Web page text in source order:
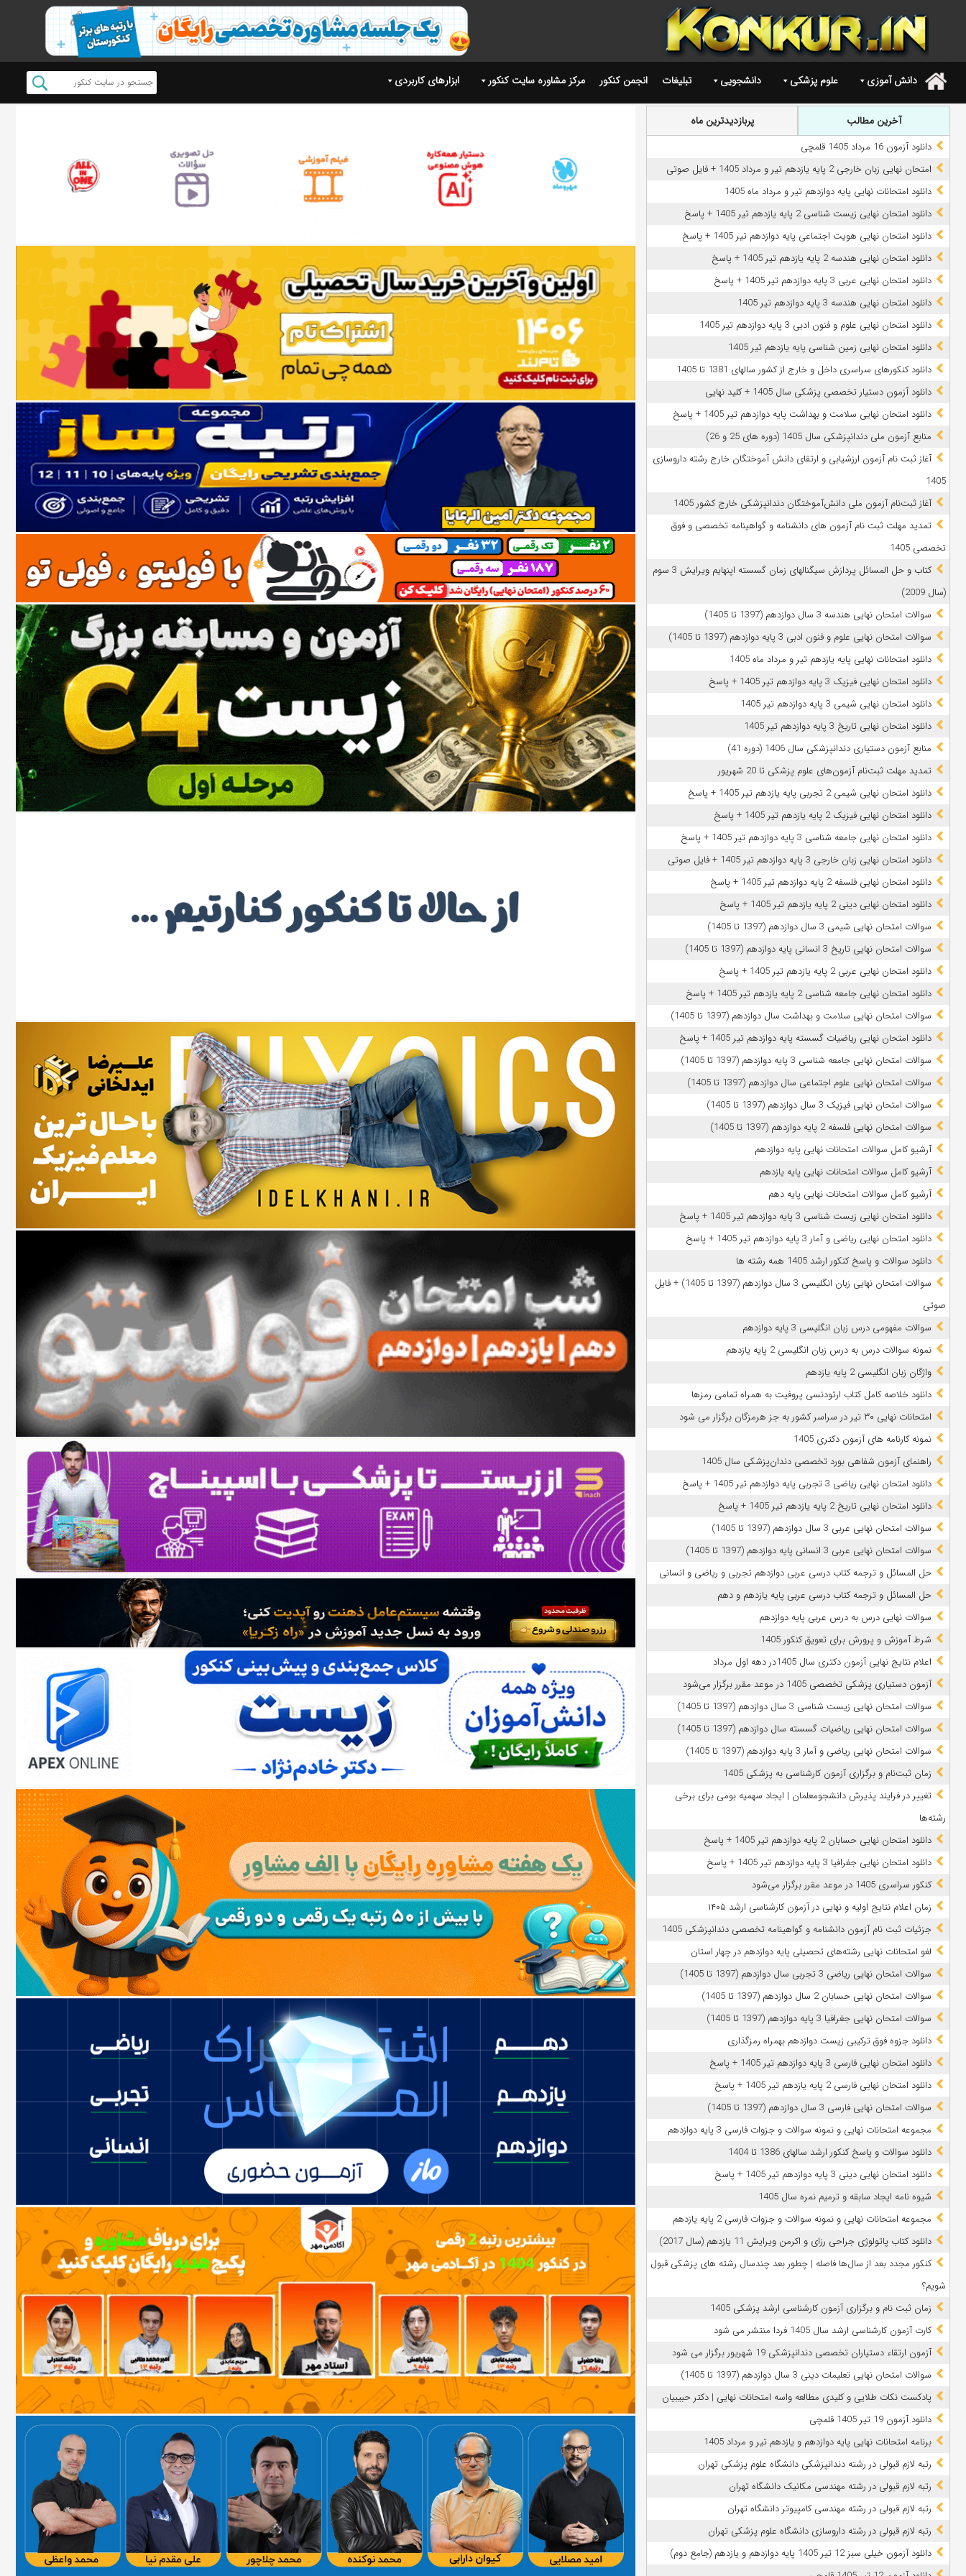
. دانش آموزی علوم پزشکی دانشجویی تبلیغات انجمن کنکور مرکز مشاوره سایت کنکور ابزارهای کاربردی
آخرین مطالب پربازدیدترین ماه
دانلود آزمون 16 مرداد 1405 قلمچی
امتحان نهایی زبان خارجی 2 پایه یازدهم تیر و مرداد 1405 + فایل صوتی
دانلود امتحانات نهایی پایه دوازدهم تیر و مرداد ماه 1405
دانلود امتحان نهایی زیست شناسی 2 پایه یازدهم تیر 1405 + پاسخ
دانلود امتحان نهایی هویت اجتماعی پایه دوازدهم تیر 1405 + پاسخ
دانلود امتحان نهایی هندسه 2 پایه یازدهم تیر 1405 + پاسخ
دانلود امتحان نهایی عربی 3 پایه دوازدهم تیر 1405 + پاسخ
دانلود امتحان نهایی هندسه 3 پایه دوازدهم تیر 1405
دانلود امتحان نهایی علوم و فنون ادبی 3 پایه دوازدهم تیر 1405
دانلود امتحان نهایی زمین شناسی پایه یازدهم تیر 1405
دانلود کنکورهای سراسری داخل و خارج از کشور سالهای 1381 تا 1405
دانلود آزمون دستیار تخصصی پزشکی سال 1405 + کلید نهایی
دانلود امتحان نهایی سلامت و بهداشت پایه دوازدهم تیر 1405 + پاسخ
ﻣﻨﺎﺑﻊ آزﻣﻮن ﻣﻠﯽ دندانپزشکی سال 1405 (دوره های 25 و 26)
آغاز ثبت نام آزمون‌ ارزشیابی و ارتقای دانش آموختگان خارج رشته داروسازی
1405
آغاز ثبت‌نام آزمون ملی دانش‌آموختگان دندانپزشکی خارج کشور 1405
تمدید مهلت ثبت نام آزمون های دانشنامه و گواهینامه تخصصی و فوق
تخصصی 1405
کتاب و حل المسائل پردازش سیگنالهای زمان گسسته اپنهایم ویرایش 3 سوم
(سال 2009)
سوالات امتحان نهایی هندسه 3 سال دوازدهم (1397 تا 1405)
سوالات امتحان نهایی علوم و فنون ادبی 3 پایه دوازدهم (1397 تا 1405)
دانلود امتحانات نهایی پایه یازدهم تیر و مرداد ماه 1405
دانلود امتحان نهایی فیزیک 3 پایه دوازدهم تیر 1405 + پاسخ
دانلود امتحان نهایی شیمی 3 پایه دوازدهم تیر 1405
دانلود امتحان نهایی تاریخ 3 پایه دوازدهم تیر 1405
منابع آزمون دستیاری دندانپزشکی سال 1406 (دوره 41)
تمدید مهلت ثبت‌نام آزمون‌های علوم پزشکی تا 20 شهریور
دانلود امتحان نهایی شیمی 2 تجربی پایه یازدهم تیر 1405 + پاسخ
دانلود امتحان نهایی فیزیک 2 پایه یازدهم تیر 1405 + پاسخ
دانلود امتحان نهایی جامعه شناسی 3 پایه دوازدهم تیر 1405 + پاسخ
دانلود امتحان نهایی زبان خارجی 3 پایه دوازدهم تیر 1405 + فایل صوتی
دانلود امتحان نهایی فلسفه 2 پایه دوازدهم تیر 1405 + پاسخ
دانلود امتحان نهایی دینی 2 پایه یازدهم تیر 1405 + پاسخ
سوالات امتحان نهایی شیمی 3 سال دوازدهم (1397 تا 1405)
سوالات امتحان نهایی تاریخ 3 انسانی پایه دوازدهم (1397 تا 1405)
دانلود امتحان نهایی عربی 2 پایه یازدهم تیر 1405 + پاسخ
دانلود امتحان نهایی جامعه شناسی 2 پایه یازدهم تیر 1405 + پاسخ
سوالات امتحان نهایی سلامت و بهداشت سال دوازدهم (1397 تا 1405)
دانلود امتحان نهایی ریاضیات گسسته پایه دوازدهم تیر 1405 + پاسخ
سوالات امتحان نهایی جامعه شناسی 3 پایه دوازدهم (1397 تا 1405)
سوالات امتحان نهایی علوم اجتماعی سال دوازدهم (1397 تا 1405)
سوالات امتحان نهایی فیزیک 3 سال دوازدهم (1397 تا 1405)
سوالات امتحان نهایی فلسفه 2 پایه دوازدهم (1397 تا 1405)
آرشیو کامل سوالات امتحانات نهایی پایه دوازدهم
آرشیو کامل سوالات امتحانات نهایی پایه یازدهم
آرشیو کامل سوالات امتحانات نهایی پایه دهم
دانلود امتحان نهایی زیست شناسی 3 پایه دوازدهم تیر 1405 + پاسخ
دانلود امتحان نهایی ریاضی و آمار 3 پایه دوازدهم تیر 1405 + پاسخ
دانلود سوالات و پاسخ کنکور ارشد 1405 همه رشته ها
سوالات امتحان نهایی زبان انگلیسی 3 سال دوازدهم (1397 تا 1405) + فایل
صوتی
سوالات مفهومی درس زبان انگلیسی 3 پایه دوازدهم
نمونه سوالات درس به درس زبان انگلیسی 2 پایه یازدهم
واژگان زبان انگلیسی 2 پایه یازدهم
دانلود خلاصه کامل کتاب ارتودنسی پروفیت به همراه تمامی رمزها
امتحانات نهایی ۳۰ تیر در سراسر کشور به جز هرمزگان برگزار می شود
نمونه کارنامه های آزمون دکتری 1405
راهنمای آزمون شفاهی بورد تخصصی دندان‌پزشکی سال 1405
دانلود امتحان نهایی ریاضی 3 تجربی پایه دوازدهم تیر 1405 + پاسخ
دانلود امتحان نهایی تاریخ 2 پایه یازدهم تیر 1405 + پاسخ
سوالات امتحان نهایی عربی 3 سال دوازدهم (1397 تا 1405)
سوالات امتحان نهایی عربی 3 انسانی پایه دوازدهم (1397 تا 1405)
حل المسائل و ترجمه کتاب درسی عربی دوازدهم تجربی و ریاضی و انسانی
حل المسائل و ترجمه کتاب درسی عربی پایه یازدهم و دهم
سوالات نهایی درس به درس عربی پایه دوازدهم
شرط آموزش و پرورش برای تعویق کنکور 1405
اعلام نتایج نهایی آزمون دکتری سال 1405در دهه اول مرداد
آزمون دستیاری پزشکی تخصصی 1405 در موعد مقرر برگزار می‌شود
سوالات امتحان نهایی زیست شناسی 3 سال دوازدهم (1397 تا 1405)
سوالات امتحان نهایی ریاضیات گسسته سال دوازدهم (1397 تا 1405)
سوالات امتحان نهایی ریاضی و آمار 3 پایه دوازدهم (1397 تا 1405)
زمان ثبت‌نام و برگزاری آزمون کارشناسی به پزشکی 1405
تغییر در فرایند پذیرش دانشجومعلمان | ایجاد سهمیه بومی برای برخی
رشته‌ها
دانلود امتحان نهایی حسابان 2 پایه دوازدهم تیر 1405 + پاسخ
دانلود امتحان نهایی جغرافیا 3 پایه دوازدهم تیر 1405 + پاسخ
کنکور سراسری 1405 در موعد مقرر برگزار می‌شود
زمان اعلام نتایج اولیه و نهایی در آزمون کارشناسی ارشد ۱۴۰۵
جزئیات ثبت نام آزمون دانشنامه و گواهینامه تخصصی دندانپزشکی 1405
لغو امتحانات نهایی رشته‌های تحصیلی پایه دوازدهم در چهار استان
سوالات امتحان نهایی ریاضی 3 تجربی سال دوازدهم (1397 تا 1405)
سوالات امتحان نهایی حسابان 2 سال دوازدهم (1397 تا 1405)
سوالات امتحان نهایی جغرافیا 3 پایه دوازدهم (1397 تا 1405)
دانلود جزوه فوق ترکیبی زیست دوازدهم بهمراه رمزگذاری
دانلود امتحان نهایی فارسی 3 پایه دوازدهم تیر 1405 + پاسخ
دانلود امتحان نهایی فارسی 2 پایه یازدهم تیر 1405 + پاسخ
سوالات امتحان نهایی فارسی 3 سال دوازدهم (1397 تا 1405)
مجموعه امتحانات نهایی و نمونه سوالات و جزوات فارسی 3 پایه دوازدهم
دانلود سوالات و پاسخ کنکور ارشد سالهای 1386 تا 1404
دانلود امتحان نهایی دینی 3 پایه دوازدهم تیر 1405 + پاسخ
شیوه نامه ایجاد سابقه و ترمیم نمره سال 1405
مجموعه امتحانات نهایی و نمونه سوالات و جزوات فارسی 2 پایه یازدهم
دانلود کتاب پاتولوژی جراحی رزای و اکرمن ویرایش 11 یازدهم (سال 2017)
کنکور مجدد بعد از سال‌ها فاصله | چطور بعد چندسال رشته‌ های پزشکی قبول
شویم؟
زمان ثبت نام و برگزاری آزمون کارشناسی ارشد پزشکی 1405
کارت آزمون کارشناسی ارشد سال 1405 فردا منتشر می شود
آزمون ارتقاء دستیاران تخصصی دندانپزشکی 19 شهریور برگزار می شود
سوالات امتحان نهایی تعلیمات دینی 3 سال دوازدهم (1397 تا 1405)
پادکست نکات طلایی و کلیدی مطالعه واسه امتحانات نهایی | دکتر حبیبیان
دانلود آزمون 19 تیر 1405 قلمچی
برنامه امتحانات نهایی پایه دوازدهم و یازدهم تیر و مرداد 1405
رتبه لازم قبولی در رشته دندانپزشکی دانشگاه علوم پزشکی تهران
رتبه لازم قبولی در رشته مهندسی مکانیک دانشگاه تهران
رتبه لازم قبولی در رشته مهندسی کامپیوتر دانشگاه تهران
رتبه لازم قبولی در رشته داروسازی دانشگاه علوم پزشکی تهران
دانلود آزمون خیلی سبز 12 تیر 1405 پایه دوازدهم و یازدهم (جامع دوم)